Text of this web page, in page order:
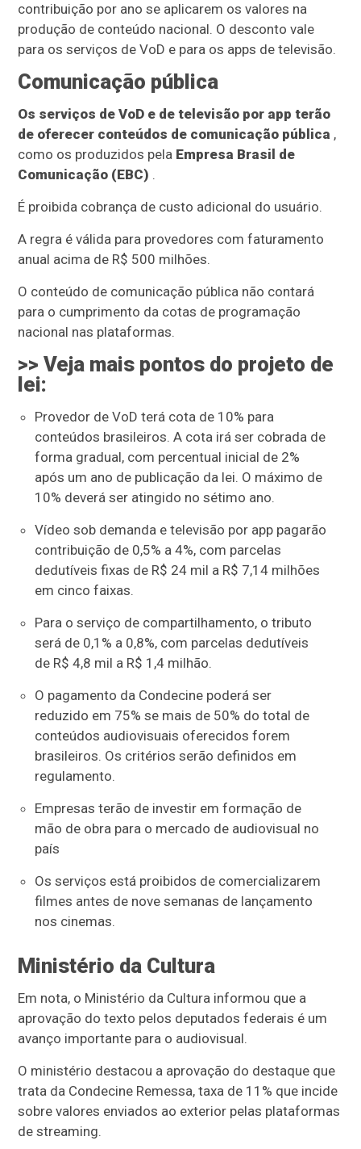
contribuição por ano se aplicarem os valores na
produção de conteúdo nacional. O desconto vale
para os serviços de VoD e para os apps de televisão.
Comunicação pública
Os serviços de VoD e de televisão por app terão
de oferecer conteúdos de comunicação pública ,
como os produzidos pela Empresa Brasil de
Comunicação (EBC) .
É proibida cobrança de custo adicional do usuário.
A regra é válida para provedores com faturamento
anual acima de R$ 500 milhões.
O conteúdo de comunicação pública não contará
para o cumprimento da cotas de programação
nacional nas plataformas.
>> Veja mais pontos do projeto de
lei:
Provedor de VoD terá cota de 10% para
conteúdos brasileiros. A cota irá ser cobrada de
forma gradual, com percentual inicial de 2%
após um ano de publicação da lei. O máximo de
10% deverá ser atingido no sétimo ano.
Vídeo sob demanda e televisão por app pagarão
contribuição de 0,5% a 4%, com parcelas
dedutíveis fixas de R$ 24 mil a R$ 7,14 milhões
em cinco faixas.
Para o serviço de compartilhamento, o tributo
será de 0,1% a 0,8%, com parcelas dedutíveis
de R$ 4,8 mil a R$ 1,4 milhão.
O pagamento da Condecine poderá ser
reduzido em 75% se mais de 50% do total de
conteúdos audiovisuais oferecidos forem
brasileiros. Os critérios serão definidos em
regulamento.
Empresas terão de investir em formação de
mão de obra para o mercado de audiovisual no
país
Os serviços está proibidos de comercializarem
filmes antes de nove semanas de lançamento
nos cinemas.
Ministério da Cultura
Em nota, o Ministério da Cultura informou que a
aprovação do texto pelos deputados federais é um
avanço importante para o audiovisual.
O ministério destacou a aprovação do destaque que
trata da Condecine Remessa, taxa de 11% que incide
sobre valores enviados ao exterior pelas plataformas
de streaming.